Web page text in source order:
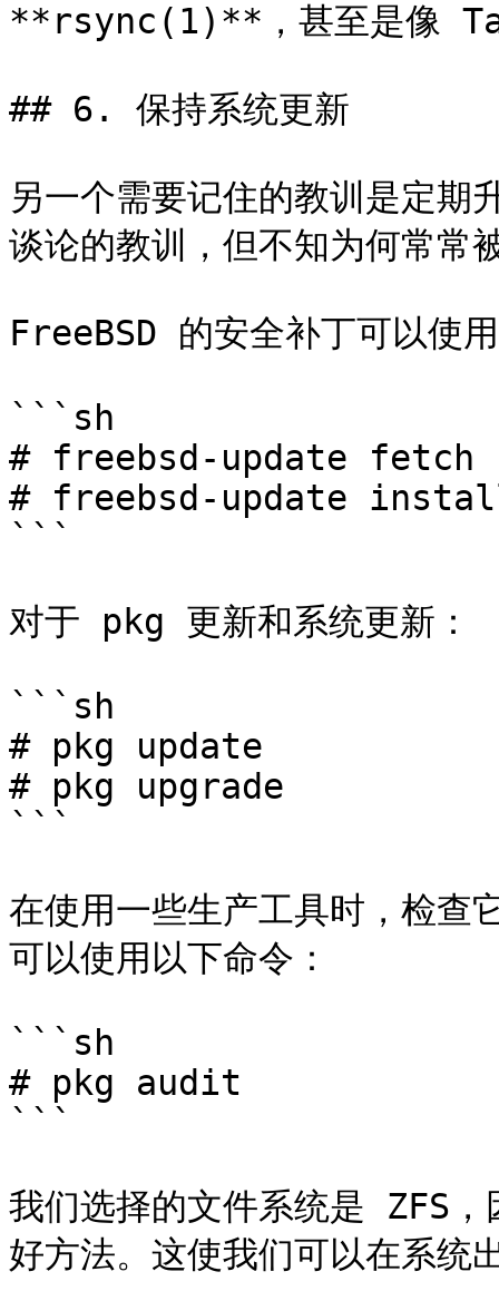
**rsync(1)**，甚至是像
## 6. 保持系统更新
另一个需要记住的教训是定期
谈论的教训，但不知为何常常
FreeBSD 的安全补丁可以使
```sh
# freebsd-update fetch
# freebsd-update
```
对于 pkg 更新和系统更新：
```sh
# pkg update
# pkg upgrade
```
在使用一些生产工具时，检查
可以使用以下命令：
```sh
# pkg audit
```
我们选择的文件系统是 ZFS
好方法。这使我们可以在系统